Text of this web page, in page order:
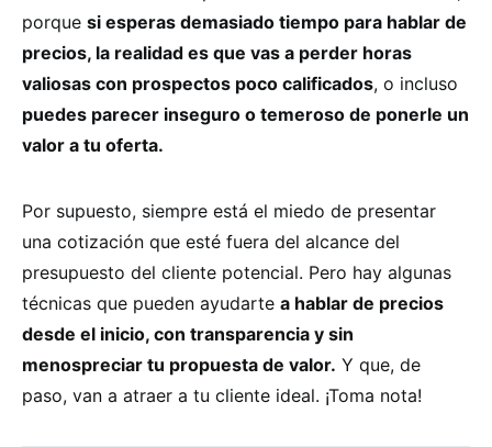
porque si esperas demasiado tiempo para hablar de
precios, la realidad es que vas a perder horas
valiosas con prospectos poco calificados, o incluso
puedes parecer inseguro o temeroso de ponerle un
valor a tu oferta.
Por supuesto, siempre está el miedo de presentar
una cotización que esté fuera del alcance del
presupuesto del cliente potencial. Pero hay algunas
técnicas que pueden ayudarte a hablar de precios
desde el inicio, con transparencia y sin
menospreciar tu propuesta de valor. Y que, de
paso, van a atraer a tu cliente ideal. ¡Toma nota!